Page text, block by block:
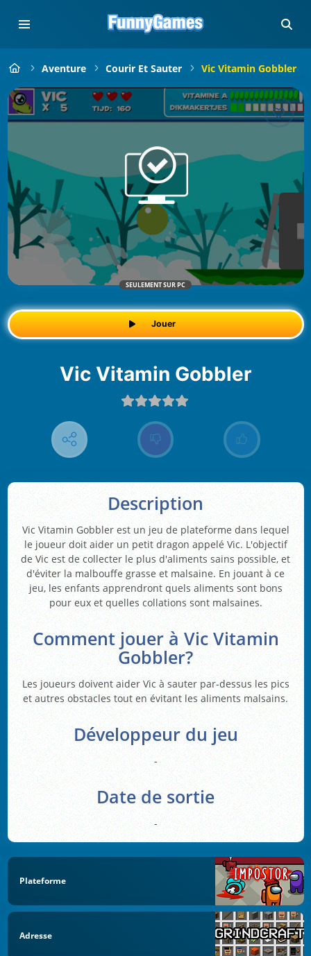
Aventure Courir Et Sauter Vic Vitamin Gobbler
SEULEMENT SUR PC
Jouer
Vic Vitamin Gobbler
Description
Vic Vitamin Gobbler est un jeu de plateforme dans lequel
le joueur doit aider un petit dragon appelé Vic. L'objectif
de Vic est de collecter le plus d'aliments sains possible, et
d'éviter la malbouffe grasse et malsaine. En jouant à ce
jeu, les enfants apprendront quels aliments sont bons
pour eux et quelles collations sont malsaines.
Comment jouer à Vic Vitamin
Gobbler?
Les joueurs doivent aider Vic à sauter par-dessus les pics
et autres obstacles tout en évitant les aliments malsains.
Développeur du jeu
-
Date de sortie
-
Plateforme
Adresse